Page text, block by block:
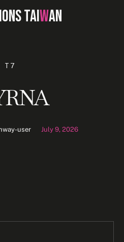
IONS TAIWAN
T7
user July 9, 2026